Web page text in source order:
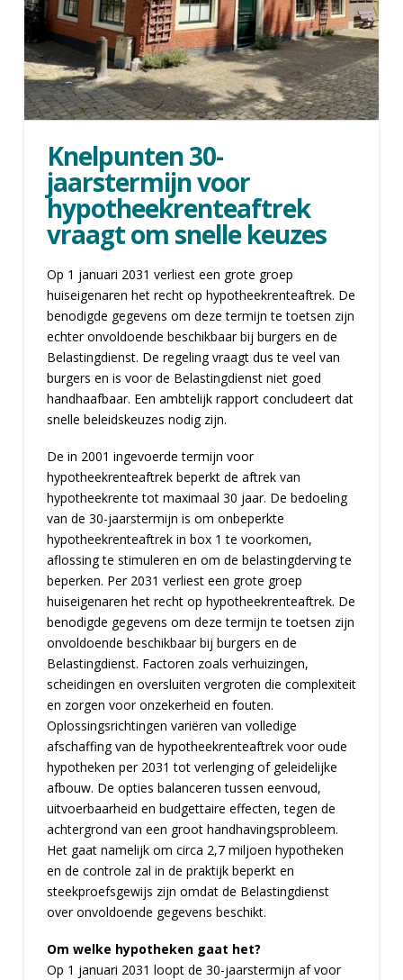
Knelpunten 30-
jaarstermijn voor
hypotheekrenteaftrek
vraagt om snelle keuzes
Op 1 januari 2031 verliest een grote groep
huiseigenaren het recht op hypotheekrenteaftrek. De
benodigde gegevens om deze termijn te toetsen zijn
echter onvoldoende beschikbaar bij burgers en de
Belastingdienst. De regeling vraagt dus te veel van
burgers en is voor de Belastingdienst niet goed
handhaafbaar. Een ambtelijk rapport concludeert dat
snelle beleidskeuzes nodig zijn.
De in 2001 ingevoerde termijn voor
hypotheekrenteaftrek beperkt de aftrek van
hypotheekrente tot maximaal 30 jaar. De bedoeling
van de 30-jaarstermijn is om onbeperkte
hypotheekrenteaftrek in box 1 te voorkomen,
aflossing te stimuleren en om de belastingderving te
beperken. Per 2031 verliest een grote groep
huiseigenaren het recht op hypotheekrenteaftrek. De
benodigde gegevens om deze termijn te toetsen zijn
onvoldoende beschikbaar bij burgers en de
Belastingdienst. Factoren zoals verhuizingen,
scheidingen en oversluiten vergroten die complexiteit
en zorgen voor onzekerheid en fouten.
Oplossingsrichtingen variëren van volledige
afschaffing van de hypotheekrenteaftrek voor oude
hypotheken per 2031 tot verlenging of geleidelijke
afbouw. De opties balanceren tussen eenvoud,
uitvoerbaarheid en budgettaire effecten, tegen de
achtergrond van een groot handhavingsprobleem.
Het gaat namelijk om circa 2,7 miljoen hypotheken
en de controle zal in de praktijk beperkt en
steekproefsgewijs zijn omdat de Belastingdienst
over onvoldoende gegevens beschikt.
Om welke hypotheken gaat het?
Op 1 januari 2031 loopt de 30-jaarstermijn af voor